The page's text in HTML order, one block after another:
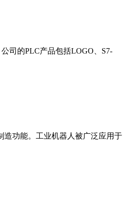
司的PLC产品包括LOGO、S7-
造功能。工业机器人被广泛应用于